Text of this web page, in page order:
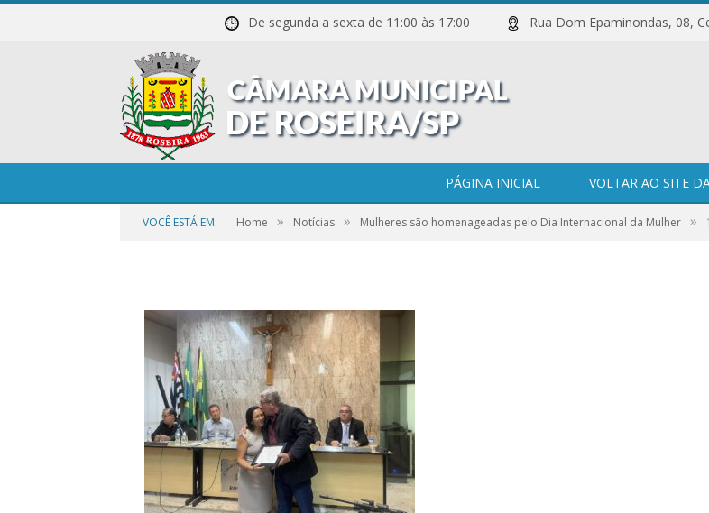
De segunda a sexta de 11:00 às 17:00 Rua Dom Epaminondas,
PÁGINA INICIAL VOLTAR AO SITE
VOCÊ ESTÁ EM: Home » Notícias » Mulheres são homenageadas pelo Dia Internacional da Mulher »